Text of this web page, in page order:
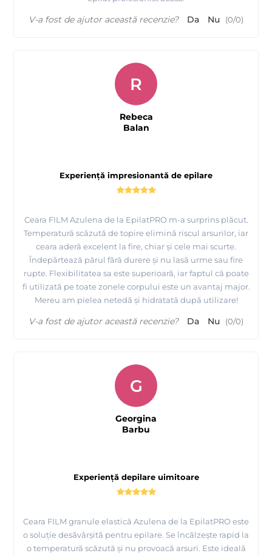
V-a fost de ajutor această recenzie? Da Nu (0/0)
Experiență impresionantă de epilare
Ceara FILM Azulena de la EpilatPRO m-a surprins plăcut.
Temperatură scăzută de topire elimină riscul arsurilor, iar
ceara aderă excelent la fire, chiar și cele mai scurte.
Îndepărtează părul fără durere și nu lasă urme sau fire
rupte. Flexibilitatea sa este superioară, iar faptul că poate
fi utilizată pe toate zonele corpului este un avantaj major.
Mereu am pielea netedă și hidratată după utilizare!
R
Rebeca
Balan
V-a fost de ajutor această recenzie? Da Nu (0/0)
Experiență depilare uimitoare
Ceara FILM granule elastică Azulena de la EpilatPRO este
o soluție desăvârșită pentru epilare. Se încălzește rapid la
o temperatură scăzută și nu provoacă arsuri. Este ideală
G
Georgina
Barbu